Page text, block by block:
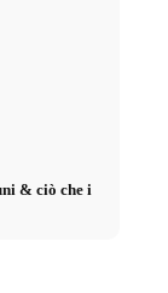
& ciò che i